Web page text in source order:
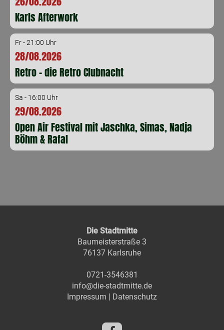
Karls Afterwork
Fr - 21:00 Uhr
28/08.2026
Retro - die Retro Clubnacht
Sa - 16:00 Uhr
29/08.2026
Open Air Festival mit Jaschka, Simas, Nadja
Böhm & Rafal
Die Stadtmitte
Baumeisterstraße 3
76137 Karlsruhe
0721-3546381
info@die-stadtmitte.de
Impressum | Datenschutz